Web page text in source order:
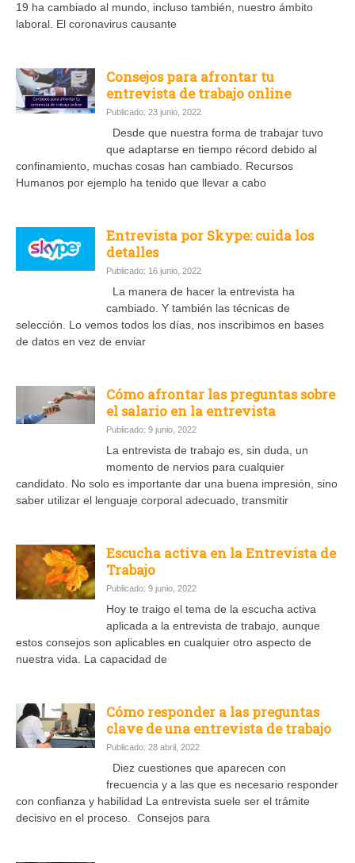
19 ha cambiado al mundo, incluso también, nuestro ámbito
laboral. El coronavirus causante
Consejos para afrontar tu
entrevista de trabajo online
Publicado: 23 junio, 2022
Desde que nuestra forma de trabajar tuvo
que adaptarse en tiempo récord debido al
confinamiento, muchas cosas han cambiado. Recursos
Humanos por ejemplo ha tenido que llevar a cabo
Entrevista por Skype: cuida los
detalles
Publicado: 16 junio, 2022
La manera de hacer la entrevista ha
cambiado. Y también las técnicas de
selección. Lo vemos todos los días, nos inscribimos en bases
de datos en vez de enviar
Cómo afrontar las preguntas sobre
el salario en la entrevista
Publicado: 9 junio, 2022
La entrevista de trabajo es, sin duda, un
momento de nervios para cualquier
candidato. No solo es importante dar una buena impresión, sino
saber utilizar el lenguaje corporal adecuado, transmitir
Escucha activa en la Entrevista de
Trabajo
Publicado: 9 junio, 2022
Hoy te traigo el tema de la escucha activa
aplicada a la entrevista de trabajo, aunque
estos consejos son aplicables en cualquier otro aspecto de
nuestra vida. La capacidad de
Cómo responder a las preguntas
clave de una entrevista de trabajo
Publicado: 28 abril, 2022
Diez cuestiones que aparecen con
frecuencia y a las que es necesario responder
con confianza y habilidad La entrevista suele ser el trámite
decisivo en el proceso. Consejos para